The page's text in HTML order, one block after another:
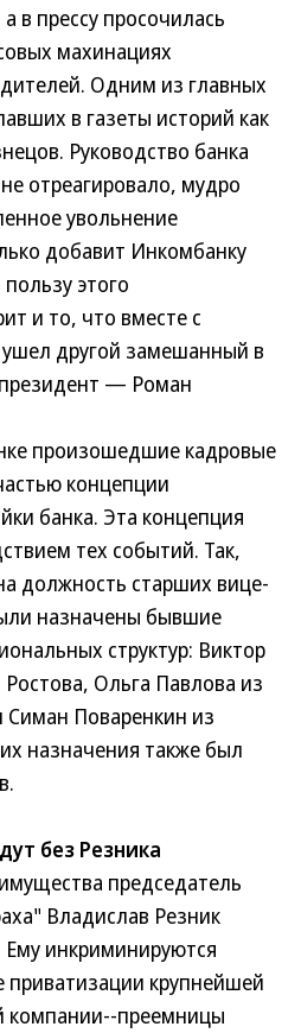
в прессу просочилась
махинациях
Одним из главных
в газеты историй как
Руководство банка
отреагировало, мудро
увольнение
добавит Инкомбанку
этого
и то, что вместе с
другой замешанный в
— Роман
произошедшие кадровые
концепции
банка. Эта концепция
тех событий. Так,
должность старших вице-
назначены бывшие
структур: Виктор
Ольга Павлова из
Поваренкин из
назначения также был
без Резника
председатель
Владислав Резник
Ему инкриминируются
приватизации крупнейшей
компании--преемницы